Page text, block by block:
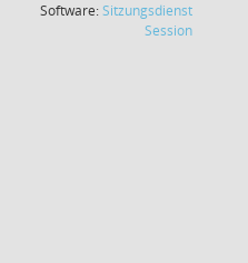
Software:Sitzungsdienst
Session(Wird in